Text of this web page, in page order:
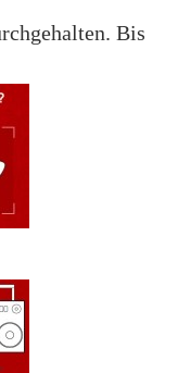
Bis